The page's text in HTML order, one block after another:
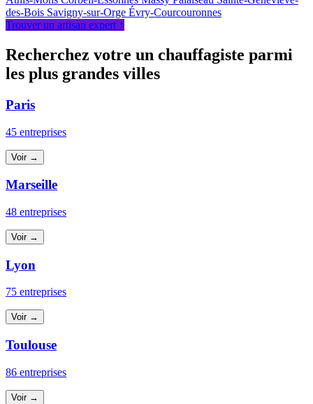
des-Bois Savigny-sur-Orge Évry-Courcouronnes
Trouver un artisan expert ↑
Recherchez votre un chauffagiste parmi
les plus grandes villes
Paris
45 entreprises
Voir →
Marseille
48 entreprises
Voir →
Lyon
75 entreprises
Voir →
Toulouse
86 entreprises
Voir →